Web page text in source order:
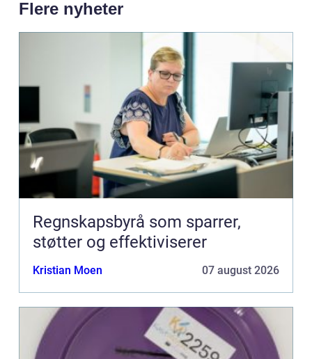
Flere nyheter
Regnskapsbyrå som sparrer,
støtter og effektiviserer
Kristian Moen 07 august 2026